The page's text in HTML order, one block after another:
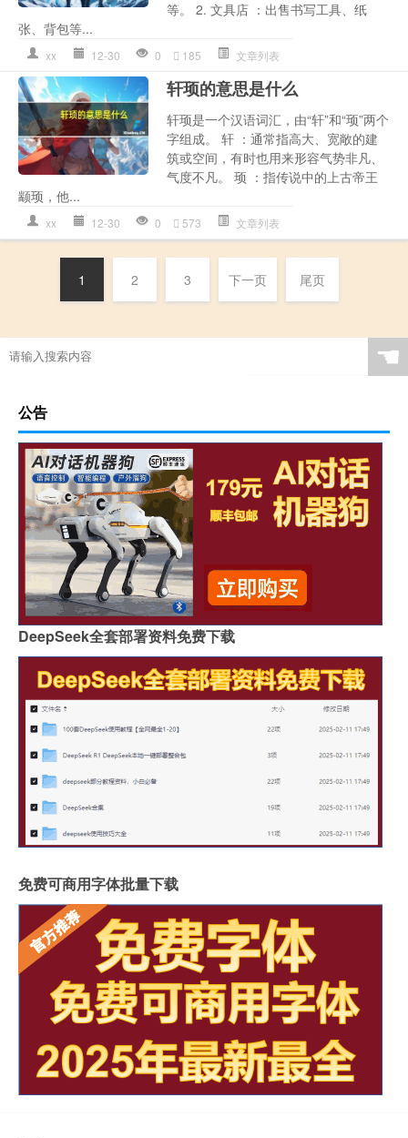
等。 2. 文具店 ：出售书写工具、纸
张、背包等...
xx 12-30 0 185 文章列表
轩顼的意思是什么
轩顼是一个汉语词汇，由“轩”和“顼”两个
字组成。 轩 ：通常指高大、宽敞的建
筑或空间，有时也用来形容气势非凡、
气度不凡。 顼 ：指传说中的上古帝王
颛顼，他...
xx 12-30 0 573 文章列表
1 2 3 下一页 尾页
☚
公告
DeepSeek全套部署资料免费下载
免费可商用字体批量下载